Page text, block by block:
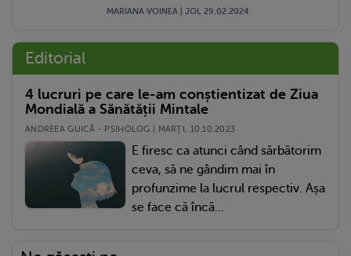
MARIANA VOINEA | JOI, 29.02.2024
Editorial
4 lucruri pe care le-am conștientizat de Ziua
Mondială a Sănătății Mintale
ANDREEA GUICĂ - PSIHOLOG | MARŢI, 10.10.2023
E firesc ca atunci când sărbătorim
ceva, să ne gândim mai în
profunzime la lucrul respectiv. Așa
se face că încă...